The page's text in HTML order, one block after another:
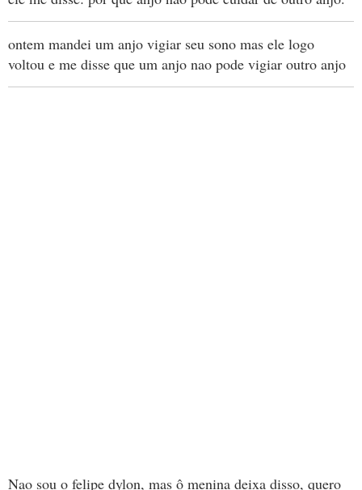
ontem mandei um anjo vigiar seu sono mas ele logo
voltou e me disse que um anjo nao pode vigiar outro anjo
Nao sou o felipe dylon, mas ô menina deixa disso, quero